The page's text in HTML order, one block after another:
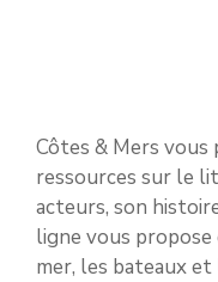
Côtes & Mers vous
ressources sur le
acteurs, son
ligne vous
mer, les bateaux et